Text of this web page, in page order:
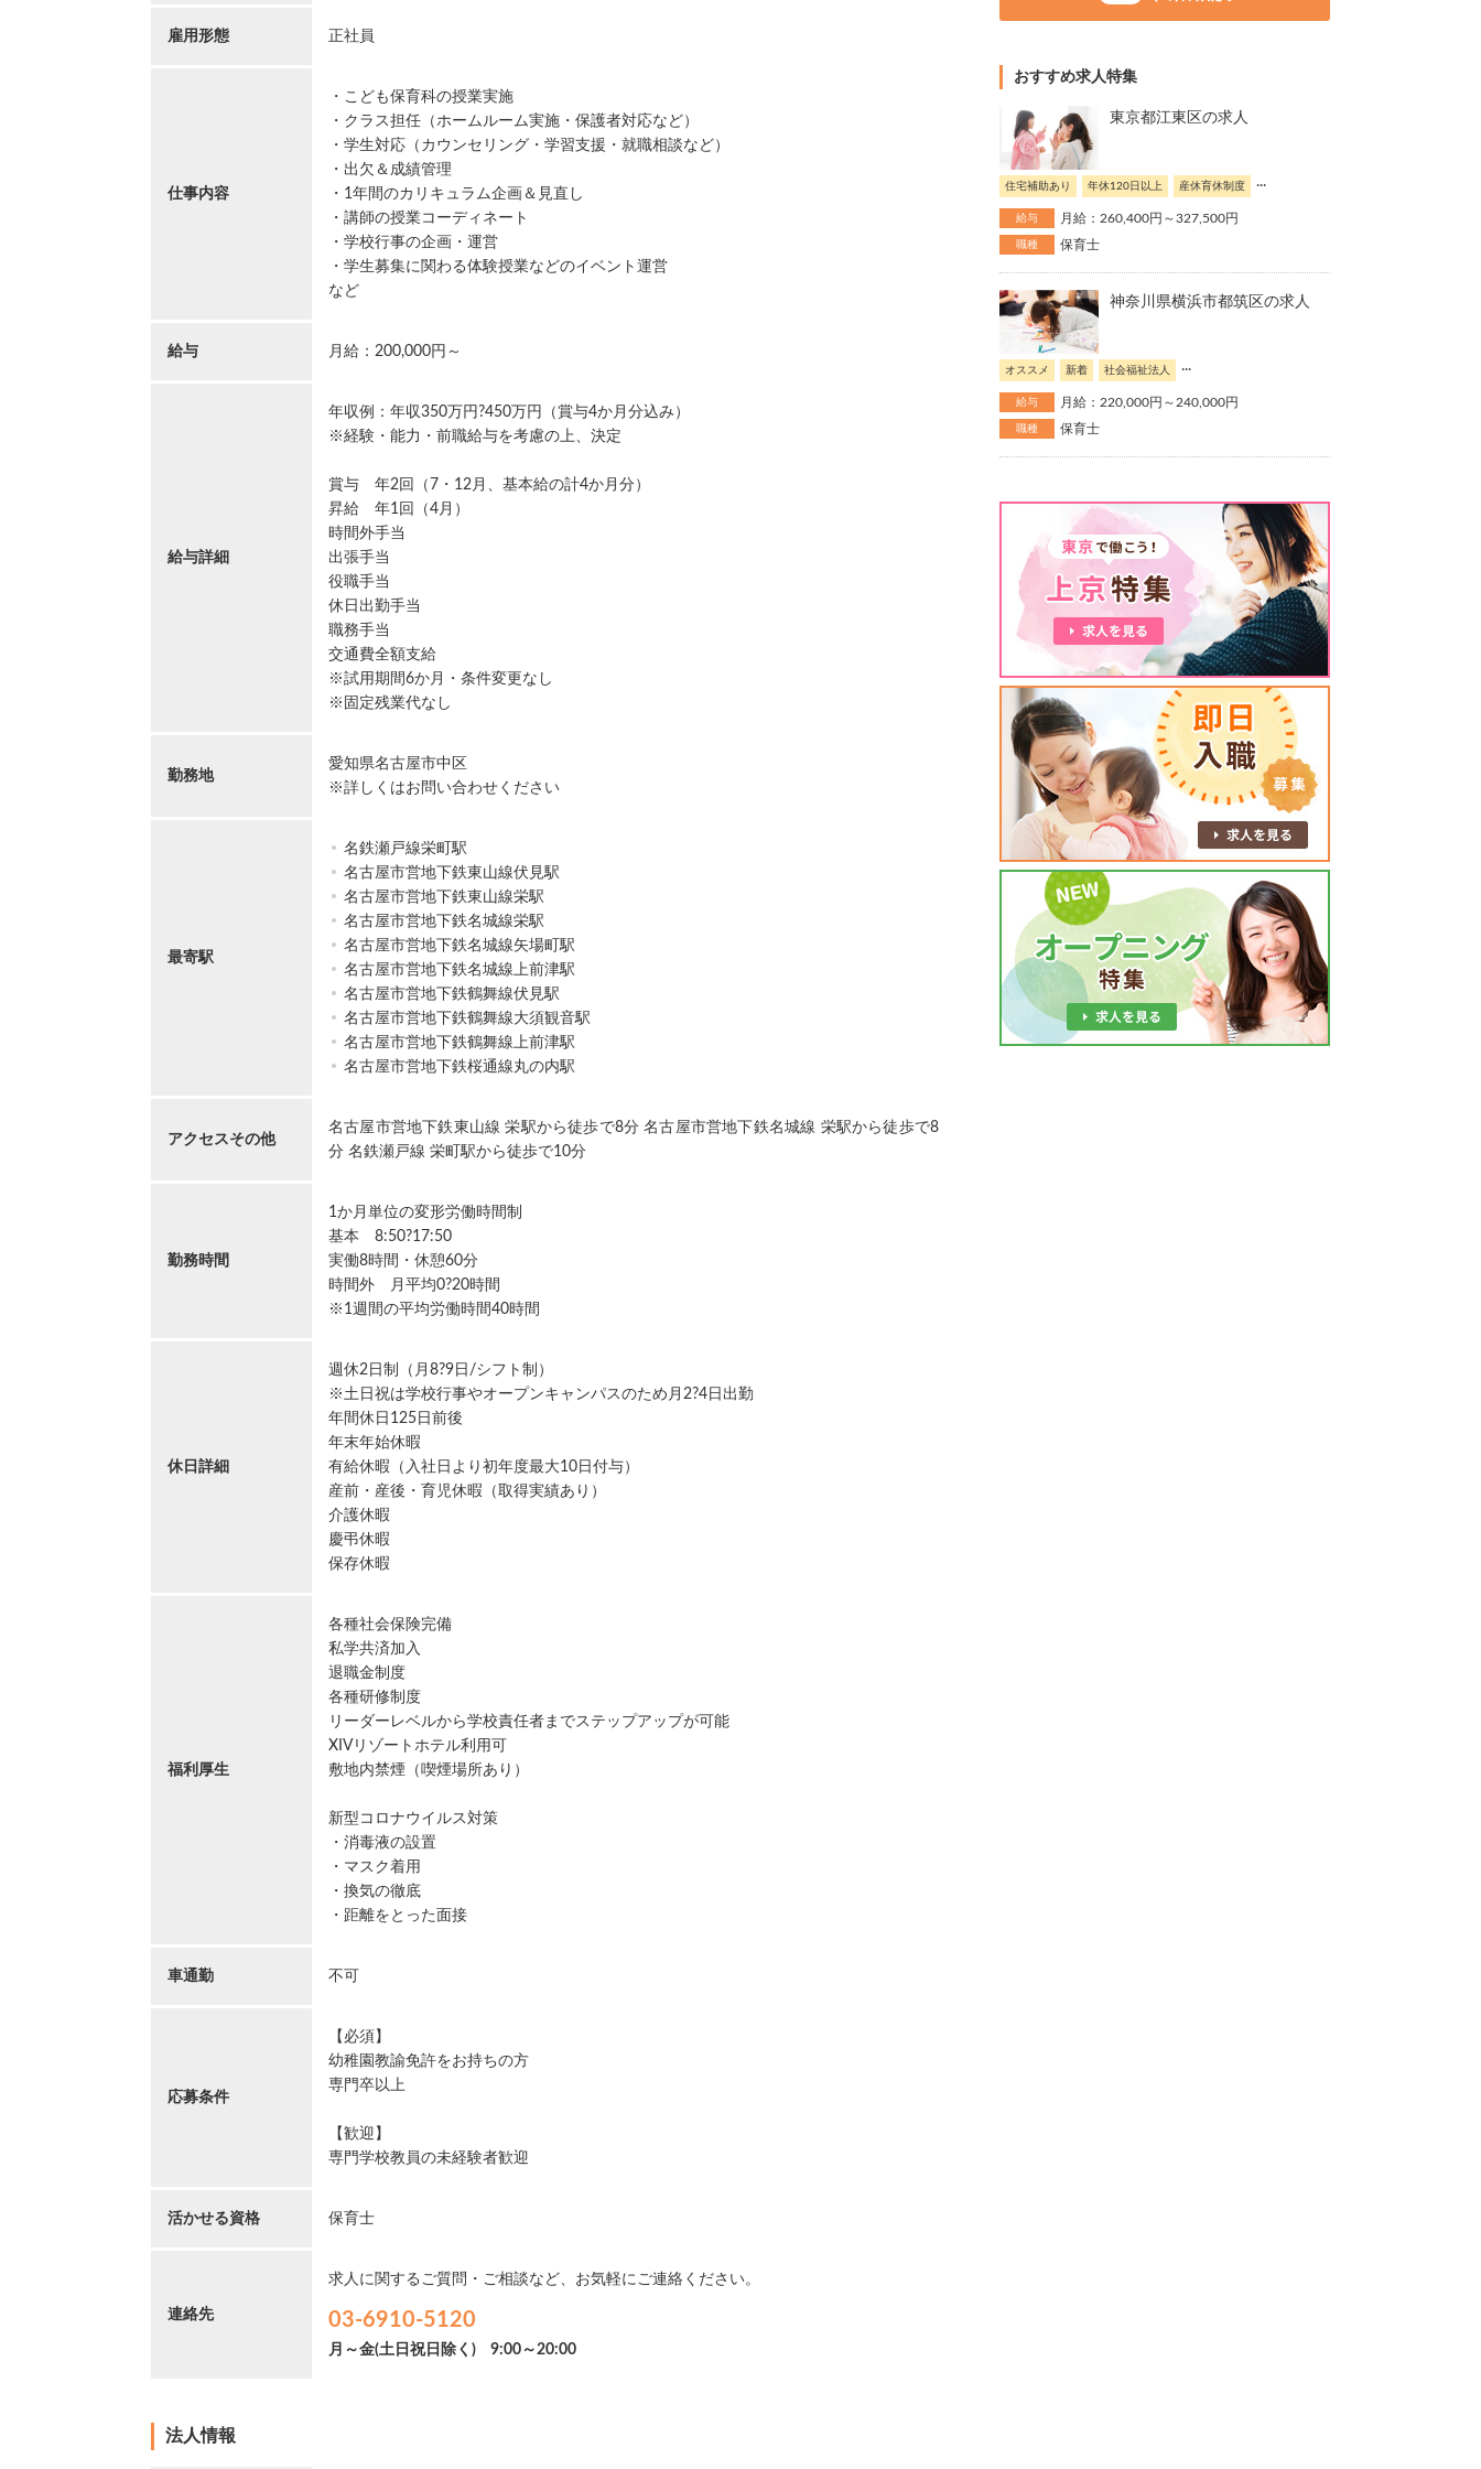
雇用形態 正社員
仕事内容
・こども保育科の授業実施
・クラス担任（ホームルーム実施・保護者対応など）
・学生対応（カウンセリング・学習支援・就職相談など）
・出欠＆成績管理
・1年間のカリキュラム企画＆見直し
・講師の授業コーディネート
・学校行事の企画・運営
・学生募集に関わる体験授業などのイベント運営
など
給与 月給：200,000円～
給与詳細
年収例：年収350万円?450万円（賞与4か月分込み）
※経験・能力・前職給与を考慮の上、決定
賞与 年2回（7・12月、基本給の計4か月分）
昇給 年1回（4月）
時間外手当
出張手当
役職手当
休日出勤手当
職務手当
交通費全額支給
※試用期間6か月・条件変更なし
※固定残業代なし
勤務地
愛知県名古屋市中区
※詳しくはお問い合わせください
最寄駅
名鉄瀬戸線栄町駅
名古屋市営地下鉄東山線伏見駅
名古屋市営地下鉄東山線栄駅
名古屋市営地下鉄名城線栄駅
名古屋市営地下鉄名城線矢場町駅
名古屋市営地下鉄名城線上前津駅
名古屋市営地下鉄鶴舞線伏見駅
名古屋市営地下鉄鶴舞線大須観音駅
名古屋市営地下鉄鶴舞線上前津駅
名古屋市営地下鉄桜通線丸の内駅
アクセスその他
名古屋市営地下鉄東山線 栄駅から徒歩で8分 名古屋市営地下鉄名城線 栄駅から徒歩で8
分 名鉄瀬戸線 栄町駅から徒歩で10分
勤務時間
1か月単位の変形労働時間制
基本 8:50?17:50
実働8時間・休憩60分
時間外 月平均0?20時間
※1週間の平均労働時間40時間
休日詳細
週休2日制（月8?9日/シフト制）
※土日祝は学校行事やオープンキャンパスのため月2?4日出勤
年間休日125日前後
年末年始休暇
有給休暇（入社日より初年度最大10日付与）
産前・産後・育児休暇（取得実績あり）
介護休暇
慶弔休暇
保存休暇
福利厚生
各種社会保険完備
私学共済加入
退職金制度
各種研修制度
リーダーレベルから学校責任者までステップアップが可能
XIVリゾートホテル利用可
敷地内禁煙（喫煙場所あり）
新型コロナウイルス対策
・消毒液の設置
・マスク着用
・換気の徹底
・距離をとった面接
車通勤 不可
応募条件
【必須】
幼稚園教諭免許をお持ちの方
専門卒以上
【歓迎】
専門学校教員の未経験者歓迎
活かせる資格 保育士
連絡先
求人に関するご質問・ご相談など、お気軽にご連絡ください。
03-6910-5120
月～金(土日祝日除く) 9:00～20:00
法人情報
おすすめ求人特集
東京都江東区の求人
住宅補助あり 年休120日以上 産休育休制度 ...
給与 月給：260,400円～327,500円
職種 保育士
神奈川県横浜市都筑区の求人
オススメ 新着 社会福祉法人 ...
給与 月給：220,000円～240,000円
職種 保育士